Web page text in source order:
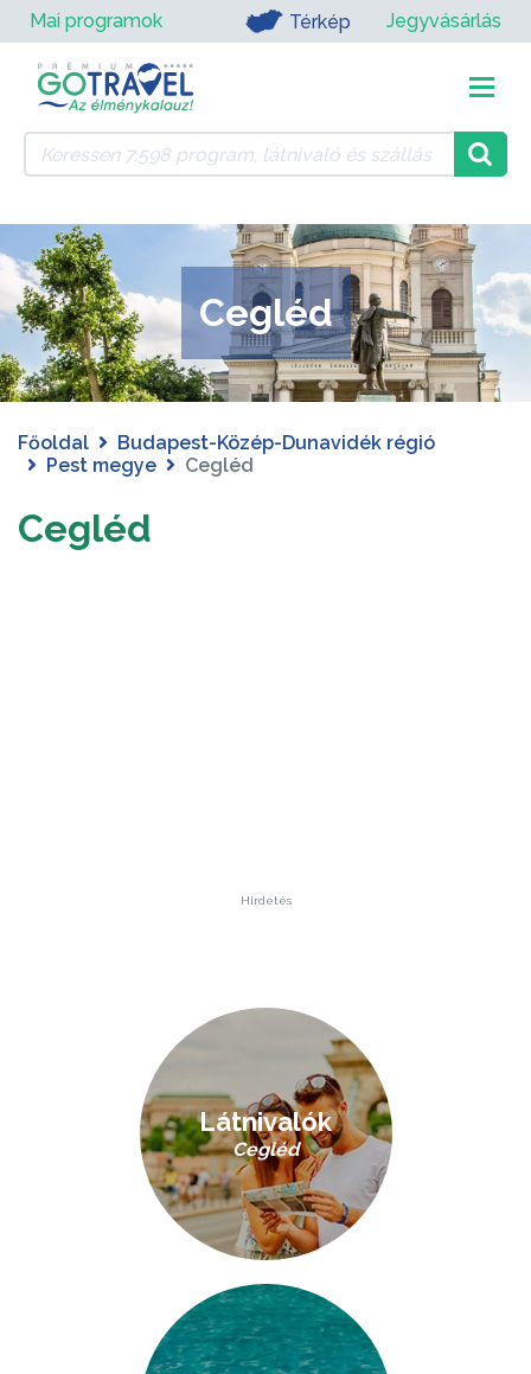
Mai programok Térkép Jegyvásárlás
Cegléd
Főoldal
Budapest-Közép-Dunavidék régió
Pest megye
Cegléd
Cegléd
Hirdetés
Látnivalók
Cegléd